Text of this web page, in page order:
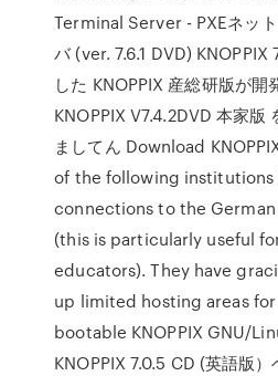
Terminal Server - PXEネッ
バ (ver. 7.6.1 DVD) KNOPPIX
した KNOPPIX 産総研版が開
KNOPPIX V7.4.2DVD 本家版
ましてん Download
of the following institutions
connections to the
(this is particularly useful
educators). They have
up limited hosting areas
bootable KNOPPIX GNU/
KNOPPIX 7.0.5 CD (英語版